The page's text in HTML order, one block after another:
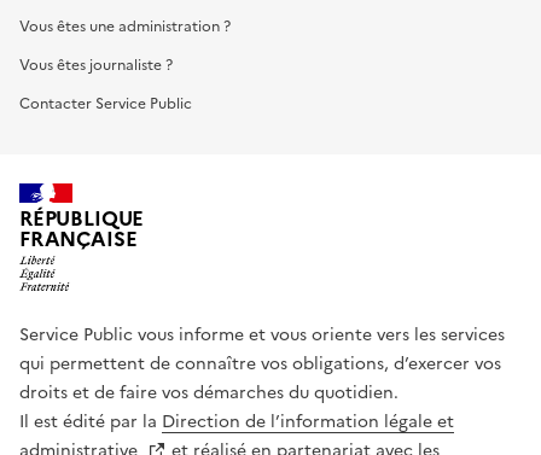
Vous êtes une administration ?
Vous êtes journaliste ?
Contacter Service Public
RÉPUBLIQUE
FRANÇAISE
Service Public vous informe et vous oriente vers les services
qui permettent de connaître vos obligations, d’exercer vos
droits et de faire vos démarches du quotidien.
Il est édité par la Direction de l’information légale et